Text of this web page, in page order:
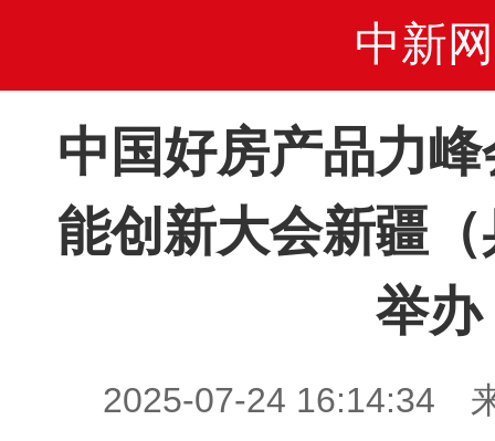
中新网
中国好房产品力
能创新大会新疆
举办
2025-07-24 16:14:34